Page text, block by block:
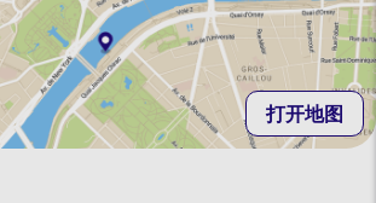
打开地图